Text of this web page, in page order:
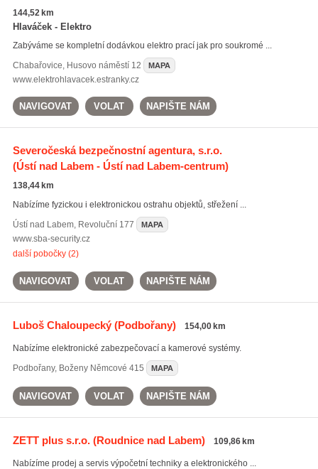
144,52 km
Hlaváček - Elektro
Zabýváme se kompletní dodávkou elektro prací jak pro soukromé ...
Chabařovice, Husovo náměstí 12 MAPA
www.elektrohlavacek.estranky.cz
NAVIGOVAT VOLAT NAPIŠTE NÁM
Severočeská bezpečnostní agentura, s.r.o.
(Ústí nad Labem - Ústí nad Labem-centrum)
138,44 km
Nabízíme fyzickou i elektronickou ostrahu objektů, střežení ...
Ústí nad Labem, Revoluční 177 MAPA
www.sba-security.cz
další pobočky (2)
NAVIGOVAT VOLAT NAPIŠTE NÁM
Luboš Chaloupecký(Podbořany) 154,00 km
Nabízíme elektronické zabezpečovací a kamerové systémy.
Podbořany, Boženy Němcové 415 MAPA
NAVIGOVAT VOLAT NAPIŠTE NÁM
ZETT plus s.r.o.(Roudnice nad Labem) 109,86 km
Nabízíme prodej a servis výpočetní techniky a elektronického ...